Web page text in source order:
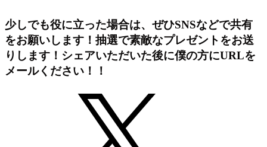
少しでも役に立った場合は、ぜひSNSなどで共有
をお願いします！抽選で素敵なプレゼントをお送
りします！シェアいただいた後に僕の方にURLを
メールください！！